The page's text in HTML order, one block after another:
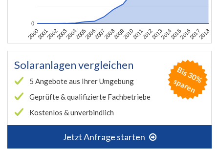
2000200120022003200420052006200720082009201020112012201320142015201620172018
0
Solaranlagen vergleichen
5 Angebote aus Ihrer Umgebung
Geprüfte & qualifizierte Fachbetriebe
Kostenlos & unverbindlich
Jetzt Anfrage starten
B
is
3
0
%
s
p
a
r
e
n